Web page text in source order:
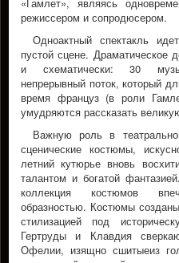
режиссером и сопродюсером.
Одноактный спектакль
пустой сцене. Драматическое
и схематически: 30
непрерывный поток, который
время француз (в роли
умудряются рассказать
Важную роль в
сценические костюмы,
летний кутюрье вновь
талантом и богатой
коллекция костюмов
образностью. Костюмы
стилизацией под
Гертруды и Клавдия
Офелии, изящно сшитыеиз